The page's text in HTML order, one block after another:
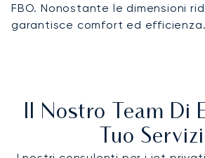
FBO. Nonostante le dimensioni
garantisce comfort ed efficienza.
Il Nostro Team Di
Tuo